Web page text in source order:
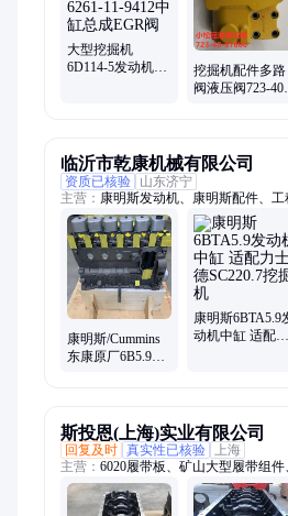
大型挖掘机
6D114-5发动机废
挖掘机配件多路
阀液压阀723-40-
临沂市乾康机械有限公司
资质已核验
山东济宁
主营： 康明斯发动机、康明斯配件、工
康明斯/Cummins
东康原厂6B5.9发
康明斯6BTA5.9
动机中缸 适配力
斯投恩(上海)实业有限公司
回复及时 真实性已核验
上海
主营： 6020履带板、矿山大型履带组
撑、1152985发动机、D8R D9R D10T
束总成、CA6040涨紧油缸、EX5600